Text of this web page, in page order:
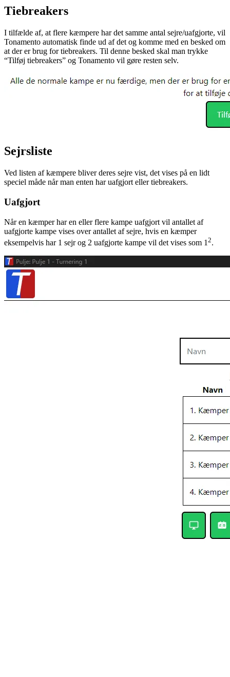
Tiebreakers
I tilfælde af, at flere kæmpere har det samme antal sejre/uafgjorte, vil
Tonamento automatisk finde ud af det og komme med en besked om
at der er brug for tiebreakers. Til denne besked skal man trykke
“Tilføj tiebreakers” og Tonamento vil gøre resten selv.
Sejrsliste
Ved listen af kæmpere bliver deres sejre vist, det vises på en lidt
speciel måde når man enten har uafgjort eller tiebreakers.
Uafgjort
Når en kæmper har en eller flere kampe uafgjort vil antallet af
uafgjorte kampe vises over antallet af sejre, hvis en kæmper
eksempelvis har 1 sejr og 2 uafgjorte kampe vil det vises som 1 2.